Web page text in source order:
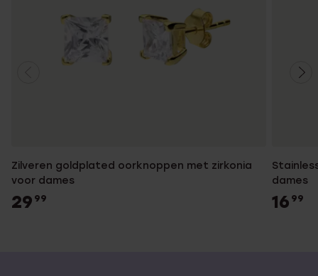
Zilveren goldplated oorknoppen met zirkonia
voor dames
29 99
dames
16 99